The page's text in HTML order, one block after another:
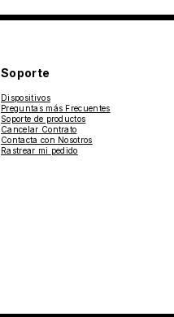
Soporte
Dispositivos
Preguntas más Frecuentes
Soporte de productos
Cancelar Contrato
Contacta con Nosotros
Rastrear mi pedido